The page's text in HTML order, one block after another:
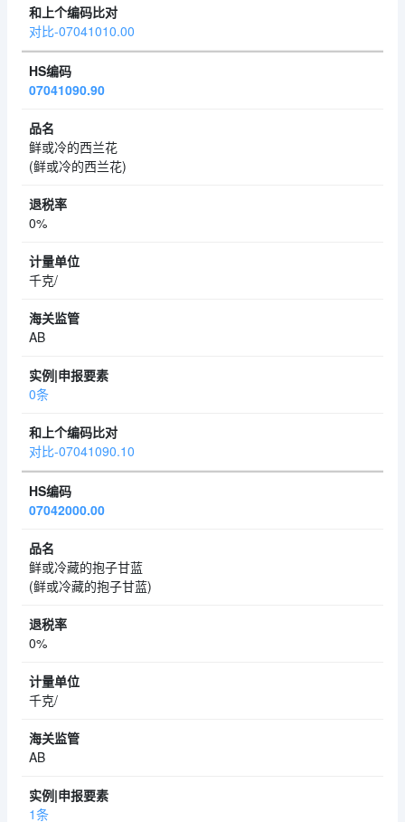
对比-07041010.00
07041090.90
鲜或冷的西兰花
(鲜或冷的西兰花)
0%
千克/
AB
0条
对比-07041090.10
07042000.00
鲜或冷藏的抱子甘蓝
(鲜或冷藏的抱子甘蓝)
0%
千克/
AB
1条